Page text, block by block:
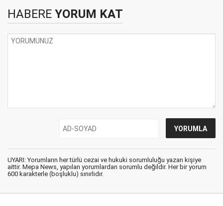
HABERE YORUM KAT
UYARI: Yorumların her türlü cezai ve hukuki sorumluluğu yazan kişiye
aittir. Mepa News, yapılan yorumlardan sorumlu değildir. Her bir yorum
600 karakterle (boşluklu) sınırlıdır.